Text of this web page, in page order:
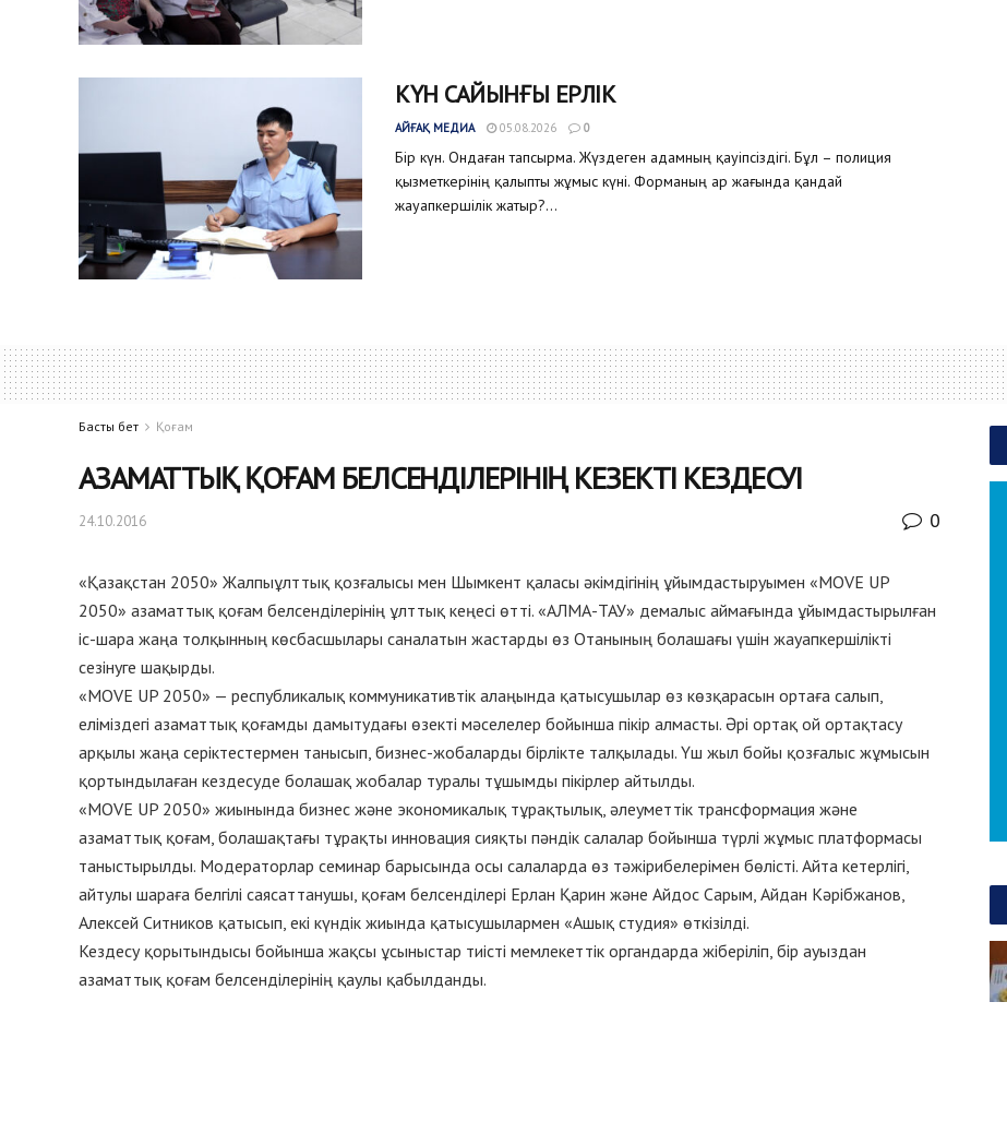
КҮН САЙЫНҒЫ ЕРЛІК
АЙҒАҚ МЕДИА 05.08.2026 0
Бір күн. Ондаған тапсырма. Жүздеген адамның қауіпсіздігі. Бұл – полиция
қызметкерінің қалыпты жұмыс күні. Форманың ар жағында қандай
жауапкершілік жатыр?...
Басты бет Қоғам
АЗАМАТТЫҚ ҚОҒАМ БЕЛСЕНДІЛЕРІНІҢ КЕЗЕКТІ КЕЗДЕСУІ
24.10.2016 0
«Қазақстан 2050» Жалпыұлттық қозғалысы мен Шымкент қаласы әкімдігінің ұйымдастыруымен «MOVE UP
2050» азаматтық қоғам белсенділерінің ұлттық кеңесі өтті. «АЛМА-ТАУ» демалыс аймағында ұйымдастырылған
іс-шара жаңа толқынның көсбасшылары саналатын жастарды өз Отанының болашағы үшін жауапкершілікті
сезінуге шақырды.
«MOVE UP 2050» — республикалық коммуникативтік алаңында қатысушылар өз көзқарасын ортаға салып,
еліміздегі азаматтық қоғамды дамытудағы өзекті мәселелер бойынша пікір алмасты. Әрі ортақ ой ортақтасу
арқылы жаңа серіктестермен танысып, бизнес-жобаларды бірлікте талқылады. Үш жыл бойы қозғалыс жұмысын
қортындылаған кездесуде болашақ жобалар туралы тұшымды пікірлер айтылды.
«MOVE UP 2050» жиынында бизнес және экономикалық тұрақтылық, әлеуметтік трансформация және
азаматтық қоғам, болашақтағы тұрақты инновация сияқты пәндік салалар бойынша түрлі жұмыс платформасы
таныстырылды. Модераторлар семинар барысында осы салаларда өз тәжірибелерімен бөлісті. Айта кетерлігі,
айтулы шараға белгілі саясаттанушы, қоғам белсенділері Ерлан Қарин және Айдос Сарым, Айдан Кәрібжанов,
Алексей Ситников қатысып, екі күндік жиында қатысушылармен «Ашық студия» өткізілді.
Кездесу қорытындысы бойынша жақсы ұсыныстар тиісті мемлекеттік органдарда жіберіліп, бір ауыздан
азаматтық қоғам белсенділерінің қаулы қабылданды.